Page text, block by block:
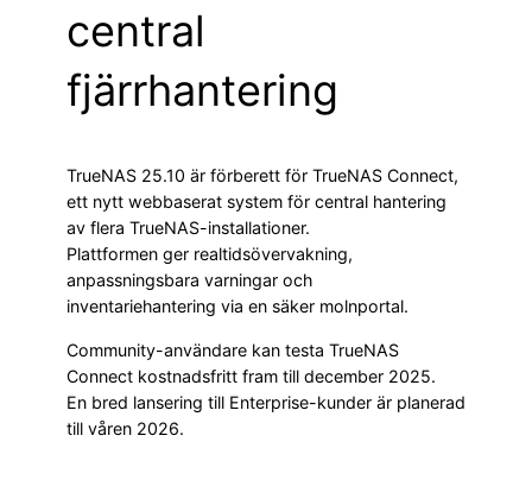
central
fjärrhantering
TrueNAS 25.10 är förberett för TrueNAS Connect,
ett nytt webbaserat system för central hantering
av flera TrueNAS-installationer.
Plattformen ger realtidsövervakning,
anpassningsbara varningar och
inventariehantering via en säker molnportal.
Community-användare kan testa TrueNAS
Connect kostnadsfritt fram till december 2025.
En bred lansering till Enterprise-kunder är planerad
till våren 2026.